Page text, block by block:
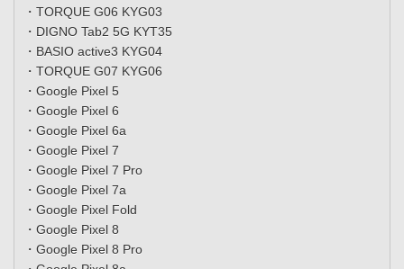
・TORQUE G06 KYG03
・DIGNO Tab2 5G KYT35
・BASIO active3 KYG04
・TORQUE G07 KYG06
・Google Pixel 5
・Google Pixel 6
・Google Pixel 6a
・Google Pixel 7
・Google Pixel 7 Pro
・Google Pixel 7a
・Google Pixel Fold
・Google Pixel 8
・Google Pixel 8 Pro